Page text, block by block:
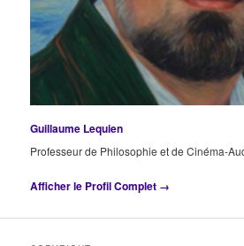
Guillaume Lequien
Professeur de Philosophie et de Cinéma-
Afficher le Profil Complet →